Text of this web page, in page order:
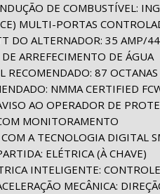
DE COMBUSTÍVEL:
MULTI-PORTAS
DO ALTERNADOR: 35 AMP/
ARREFECIMENTO DE ÁGUA
RECOMENDADO: 87
NMMA CERTIFIED
AO OPERADOR DE
MONITORAMENTO
A TECNOLOGIA DIGITAL
ELÉTRICA (À CHAVE)
INTELIGENTE:
MECÂNICA: